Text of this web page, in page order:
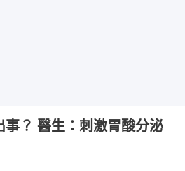
事？ 醫生：刺激胃酸分泌